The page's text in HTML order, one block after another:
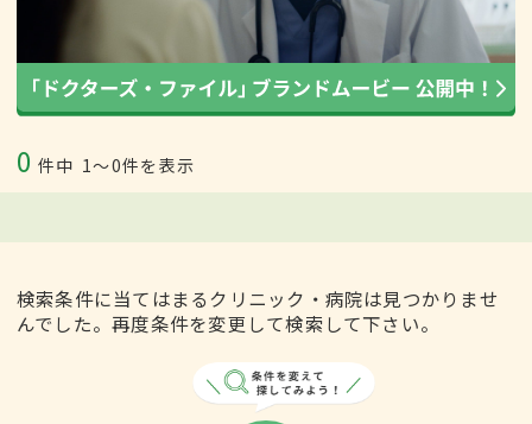
0 件中 1〜0件を表示
検索条件に当てはまるクリニック・病院は見つかりませ
んでした。再度条件を変更して検索して下さい。